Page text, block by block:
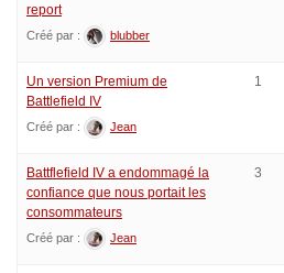
report
Créé par : blubber
Un version Premium de
Battlefield IV
Créé par : Jean
1
Battflefield IV a endommagé la
confiance que nous portait les
consommateurs
Créé par : Jean
3